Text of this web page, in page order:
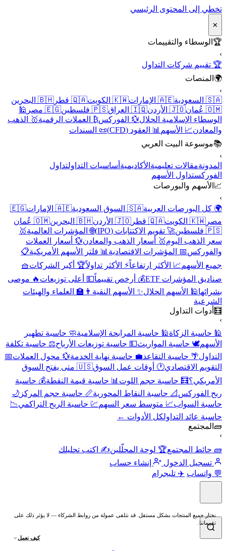
تخطي إلى المحتوى الرئيسي
✕
🏆 الوسطاء والتقييمات
›
🏆 تقييم شركات التداول
🌍 المنصات
›
🇸🇦 السعودية
🇦🇪 الإمارات 🇰🇼 الكويت 🇶🇦 قطر
🇧🇭 البحرين
🇴🇲 عُمان
🇯🇴 الأردن 🇮🇶 العراق 🇵🇸 فلسطين 🇪🇬 مصر
🕌
الوسطاء الإسلامية الحلال💱 الفوركس₿ العملات الرقمية🥇 الذهب
والمعادن📈 الأسهم 📊 العقود (CFD)
📜 السندات
📚موسوعة البيت العربي
›
المدونةمقالات تعليمية الأكاديمية أساسيات التداولتداول
الفوركستداول الأسهم
📈 الأسهم والبورصات
›
🌍 كل البورصات العربية🇸🇦 السوق السعودية 🇦🇪 الإمارات
🇪🇬
مصر 🇰🇼 الكويت 🇶🇦 قطر 🇯🇴 الأردن 🇧🇭 البحرين
🇴🇲 عُمان
🇵🇸 فلسطين
🚀 تقويم الاكتتابات (IPO) 🌐 المؤشرات العالمية🥇
سعر الذهب اليوم🥇 أسعار الذهب والمعادن💱 أسعار العملات
والفوركس📅 المؤشرات الاقتصادية 📊 فلتر الأسهم الأمريكية📋
جميع الأسهم📈 الأكثر ارتفاعاً⚡ الأكثر تداولاً🏆 أكبر الشركات🧺
صناديق المؤشرات ETF
💰 أرخص تقييماً💵 أعلى توزيعات 🔥 موصى
بشرائها🕌 الأسهم الحلال✨ الأسهم النقية 👨‍🏫 العلماء والهيئات
الشرعية
🧮 أدوات التداول
›
🕌 حاسبة الزكاة🕌 حاسبة المرابحة الإسلامية🧼 حاسبة تطهير
الأسهم🕊️ حاسبة المواريث💵 حاسبة توزيعات الأرباح⚖️ حاسبة تكلفة
التداول🌴 حاسبة التقاعد💼 حاسبة نهاية الخدمة💱 محول العملات📅
التقويم الاقتصادي🕐 أوقات عمل السوق
🇺🇸 متى يفتح السوق
الأمريكي؟🧮 حاسبة حجم اللوت 📊 حاسبة قيمة النقطة💰 حاسبة
ربح الفوركس 📐 حاسبة النقاط المحورية📏 حاسبة حجم المركز 🌙
حاسبة السواب📈 متوسط سعر السهم💹 حاسبة الربح التراكمي📉
حاسبة عائد التداولكل الأدوات ←
🧱 المجتمع
›
🧱 حائط المجتمع🏆 لوحة المحلّلين✍️ اكتب تحليلك
تسجيل الدخول
إنشاء حساب
💬 واتساب ✈️ تليجرام
نختار جميع المنتجات بشكل مستقل. قد نتلقى عمولة من روابط الشركاء — لا يؤثر ذلك على
تقييماتنا.
كيف نعمل